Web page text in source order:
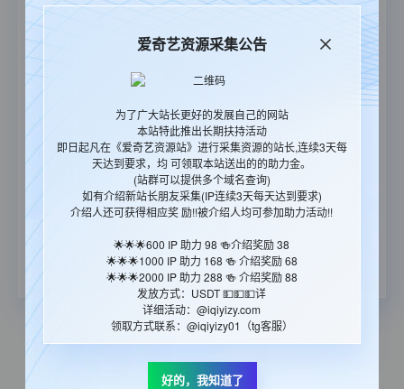
🎉🎉🎉爱奇艺播放计费系统（万IP=100
元 满100提现 支持：支付宝/银行卡/微
信/USDT）：https://iqyzanzhu.vip
🔔 在采集的时候如果出现xml出错，建议你更改一下
就能基本解决问题了。
😇本站图片地址每日更换,请勿调用! 采集的同时，请
把图片下载到本地，以免杜绝日后出现类似图片失效
的情况。
🎉郑重承诺：资源永久免费,国内CDN
加速永久免费的资源站(承诺绝不影响
用户体验)
65781 今日更新
爱奇艺资源采集公告
为了广大站长更好的发展自己的网站
本站特此推出长期扶持活动
即日起凡在《爱奇艺资源站》进行采集资源的站长,连续3天每
天达到要求，均 可领取本站送出的的助力金。
(站群可以提供多个域名查询)
如有介绍新站长朋友采集(IP连续3天每天达到要求)
介绍人还可获得相应奖 励!!被介绍人均可参加助力活动!!
🌟🌟🌟600 IP 助力 98 🍻介绍奖励 38
🌟🌟🌟1000 IP 助力 168 🍻 介绍奖励 68
🌟🌟🌟2000 IP 助力 288 🍻 介绍奖励 88
发放方式：USDT 💵💵💵详
详细活动：@iqiyizy.com
领取方式联系：@iqiyizy01（tg客服）
好的，我知道了